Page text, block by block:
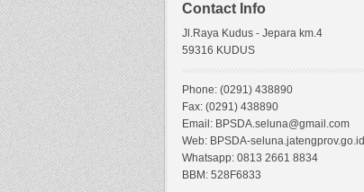
Contact Info
Jl.Raya Kudus - Jepara km.4
59316 KUDUS
Phone: (0291) 438890
Fax: (0291) 438890
Email: BPSDA.seluna@gmail.com
Web: BPSDA-seluna.jatengprov.go.id
Whatsapp: 0813 2661 8834
BBM: 528F6833